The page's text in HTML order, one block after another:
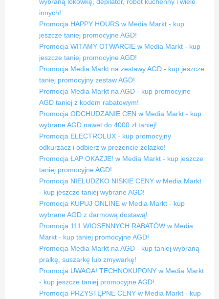
innych!
Promocja HAPPY HOURS w Media Markt - kup
jeszcze taniej promocyjne AGD!
Promocja WITAMY OTWARCIE w Media Markt - kup
jeszcze taniej promocyjne AGD!
Promocja Media Markt na zestawy AGD - kup jeszcze
taniej promocyjny zestaw AGD!
Promocja Media Markt na AGD - kup promocyjne
AGD taniej z kodem rabatowym!
Promocja ODCHUDZANIE CEN w Media Markt - kup
wybrane AGD nawet do 4000 zł taniej!
Promocja ELECTROLUX - kup promocyjny
odkurzacz i odbierz w prezencie żelazko!
Promocja ŁAP OKAZJE! w Media Markt - kup jeszcze
taniej promocyjne AGD!
Promocja NIELUDZKO NISKIE CENY w Media Markt
- kup jeszcze taniej wybrane AGD!
Promocja KUPUJ ONLINE w Media Markt - kup
wybrane AGD z darmową dostawą!
Promocja 111 WIOSENNYCH RABATÓW w Media
Markt - kup taniej promocyjne AGD!
Promocja Media Markt na AGD - kup taniej wybraną
pralkę, suszarkę lub zmywarkę!
Promocja UWAGA! TECHNOKUPONY w Media Markt
- kup jeszcze taniej promocyjne AGD!
Promocja PRZYSTĘPNE CENY w Media Markt - kup